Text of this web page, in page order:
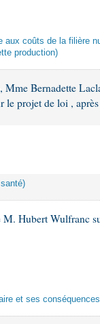
aux coûts de la filière
production)
Bernadette
projet de loi ,
M. Hubert Wulfranc
et ses